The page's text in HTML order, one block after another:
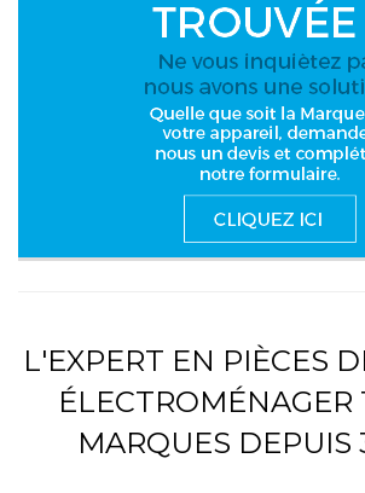
L'EXPERT EN PIÈCES
ÉLECTROMÉNAGER
MARQUES DEPUIS